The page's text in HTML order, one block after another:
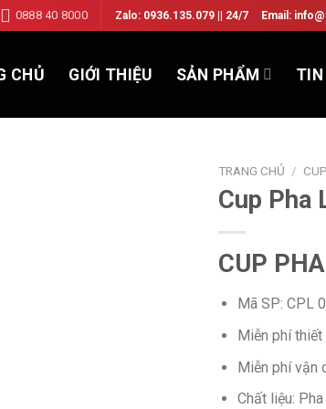
0888 40 8000 Zalo: 0936.135.079 || 24/7 Email:
CHỦ GIỚI THIỆU SẢN PHẨM
TRANG CHỦ /
Cup Pha
CUP
Mã SP: CPL
Miễn phí thiết
Miễn phí vận
Chất liệu: